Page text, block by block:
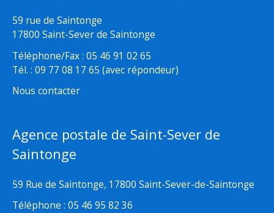
59 rue de Saintonge
17800 Saint-Sever de Saintonge
Téléphone/Fax : 05 46 91 02 65
Tél. : 09 77 08 17 65 (avec répondeur)
Nous contacter
Agence postale de Saint-Sever de
Saintonge
59 Rue de Saintonge, 17800 Saint-Sever-de-Saintonge
Téléphone : 05 46 95 82 36